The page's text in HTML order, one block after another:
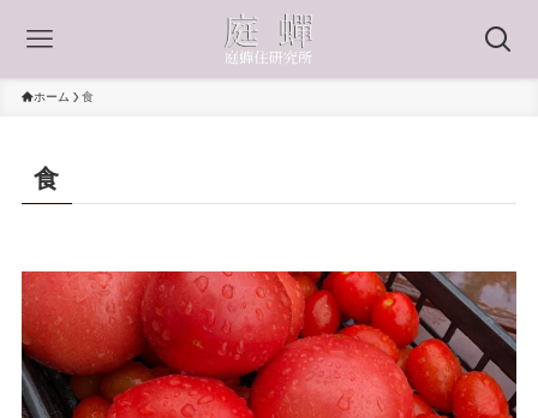
ホーム 食
食